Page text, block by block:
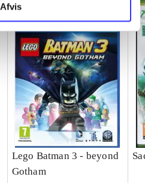
Afvis
Lego Batman 3 - beyond
Gotham